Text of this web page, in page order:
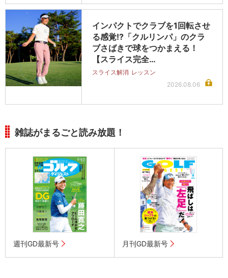
インパクトでクラブを1回転させ
る感覚!?「クルリンパ」のクラ
ブさばきで球をつかまえる！
【スライス完全…
スライス解消 レッスン
2026.08.06
雑誌がまるごと読み放題！
週刊GD最新号 月刊GD最新号